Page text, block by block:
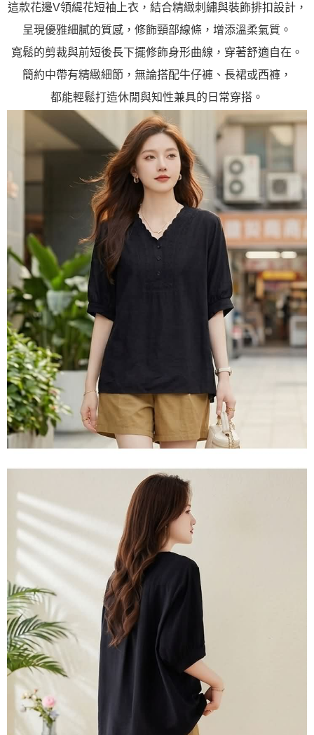
這款花邊V領緹花短袖上衣，結合精緻刺繡與裝飾排扣設計，
呈現優雅細膩的質感，修飾頸部線條，增添溫柔氣質。
寬鬆的剪裁與前短後長下擺修飾身形曲線，穿著舒適自在。
簡約中帶有精緻細節，無論搭配牛仔褲、長裙或西褲，
都能輕鬆打造休閒與知性兼具的日常穿搭。